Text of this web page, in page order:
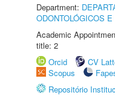
Department:
ODONTOLÓGICOS
Academic
title: 2
Orcid
CV
Scopus
Repositório